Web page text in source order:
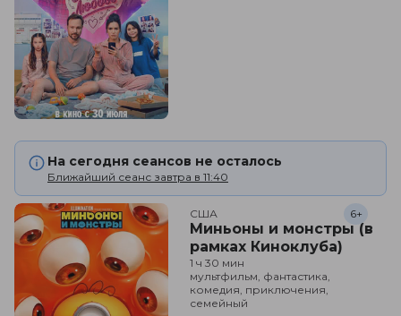
На сегодня сеансов не осталось
Ближайший сеанс завтра в 11:40
США
Миньоны и монстры (в
рамках Киноклуба)
6+
1 ч 30 мин
мультфильм, фантастика,
комедия, приключения,
семейный